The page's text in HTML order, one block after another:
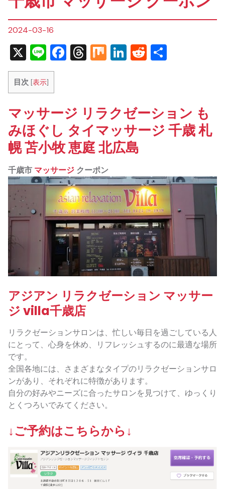
2024-03-16
X LineFacebook
Threads
MixLinkedIn
Reddit
目次 [表示]
マッサージ リラクゼーション も
みほぐし タイマッサージ 千歳 札
幌 苫小牧 恵庭 北広島
千歳市 マッサージ クーポン
アジアン リラクゼーション マッサー
ジ villa千歳店
リラクゼーションサロンは、忙しい毎日を過ごしている人
にとって、心身を休め、リフレッシュするのに最適な場所
です。
全国各地には、さまざまなタイプのリラクゼーションサロ
ンがあり、それぞれに特徴があります。
自分の好みやニーズに合ったサロンを見つけて、ゆっくり
とくつろいでみてください。
↓ご予約はこちらから↓